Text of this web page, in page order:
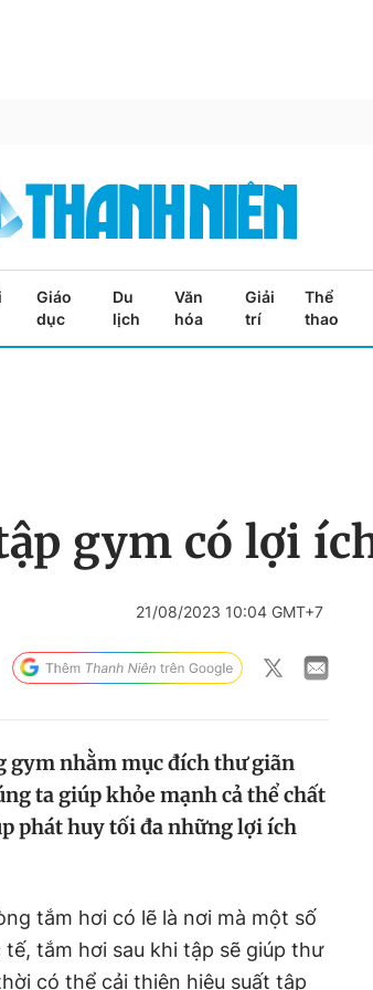
Giáo
dục
Du
lịch
Văn
hóa
Giải
trí
Thể
thao
gym có lợi
21/08/2023 10:04 GMT+7
gym nhằm mục đích thư giãn
ta giúp khỏe mạnh cả thể chất
phát huy tối đa những lợi ích
tắm hơi có lẽ là nơi mà một số
tắm hơi sau khi tập sẽ giúp thư
có thể cải thiện hiệu suất tập